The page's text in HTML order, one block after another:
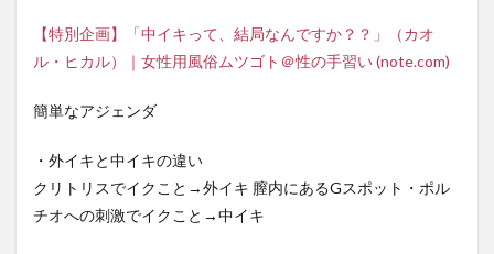
【特別企画】「中イキって、結局なんですか？？」（カオ
ル・ヒカル）｜女性用風俗ムツゴト＠性の手習い (note.com)
簡単なアジェンダ
・外イキと中イキの違い
クリトリスでイクこと→外イキ 膣内にあるGスポット・ポル
チオへの刺激でイクこと→中イキ